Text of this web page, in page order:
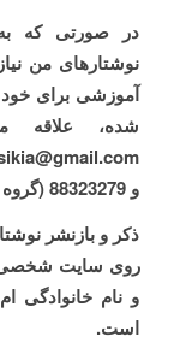
در صورتی که
نوشتارهای من
آموزشی برای خود
شده، علاقه
و 88323279 (گروه حقوقی برهان) تماس، حاصل فرمائید.
ذکر و بازنشر
روی سایت
و نام خانوادگی ام
است.